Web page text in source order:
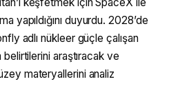
yapıldığını duyurdu. 2028’de
adlı nükleer güçle çalışan
belirtilerini araştıracak ve
materyallerini analiz